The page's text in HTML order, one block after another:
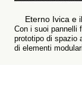
Eterno Ivica e
Con i suoi pannelli
prototipo di spazio
di elementi